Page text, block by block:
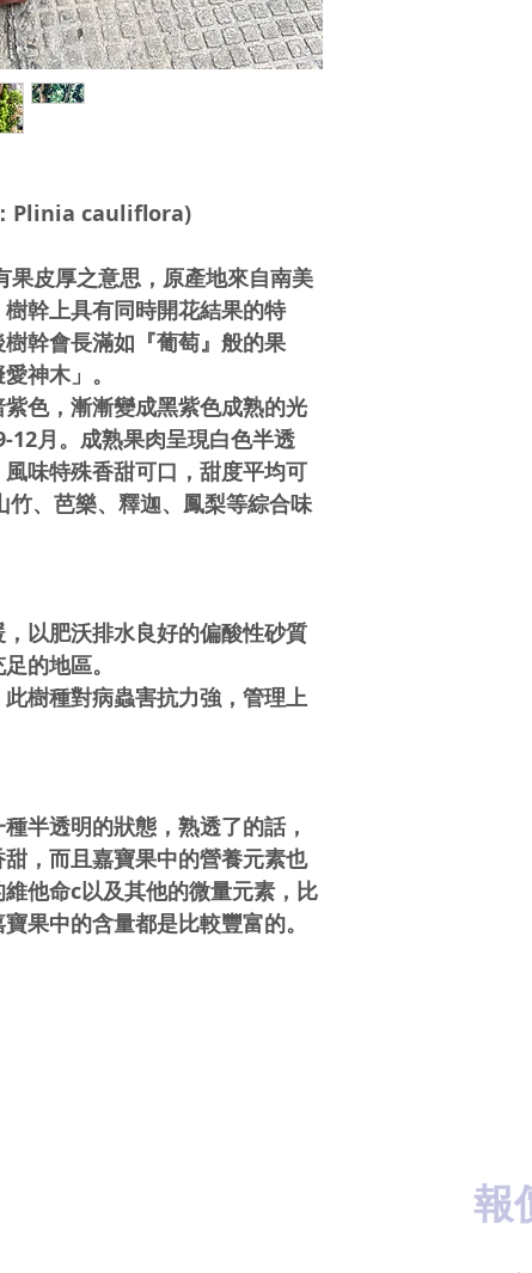
Plinia cauliflora)
皮厚之意思，原產地來自南美
幹上具有同時開花結果的特
幹會長滿如『葡萄』般的果
神木」。
色，漸漸變成黑紫色成熟的光
12月。成熟果肉呈現白色半透
味特殊香甜可口，甜度平均可
、芭樂、釋迦、鳳梨等綜合味
以肥沃排水良好的偏酸性砂質
的地區。
樹種對病蟲害抗力強，管理上
半透明的狀態，熟透了的話，
，而且嘉寶果中的營養元素也
他命c以及其他的微量元素，比
果中的含量都是比較豐富的。
報